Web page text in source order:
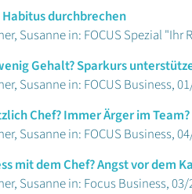
Habitus durchbrechen
Susanne in: FOCUS Spezial "Ihr
Gehalt? Sparkurs
Susanne in: FOCUS Business,
Chef? Immer Ärger im
Susanne in: FOCUS Business,
mit dem Chef? Angst vor dem
Susanne in: Focus Business, 03/